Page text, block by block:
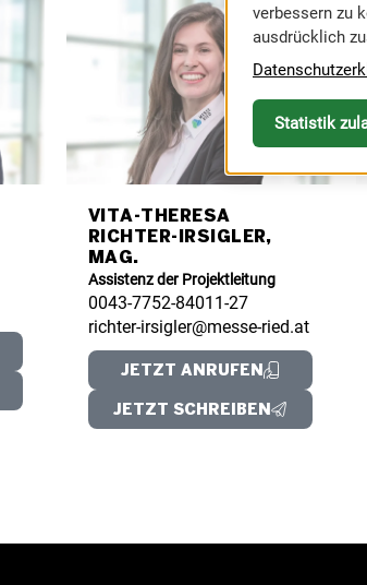
VITA-THERESA
RICHTER-IRSIGLER,
MAG.
Assistenz der Projektleitung
0043-7752-84011-27
richter-irsigler@messe-ried.at
JETZT ANRUFEN
JETZT SCHREIBEN
verbessern zu
ausdrücklich
Statistik